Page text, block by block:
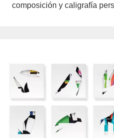
composición y caligrafía